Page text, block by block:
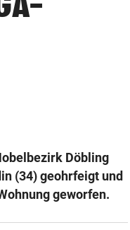
Döbling
(34) geohrfeigt und
geworfen.